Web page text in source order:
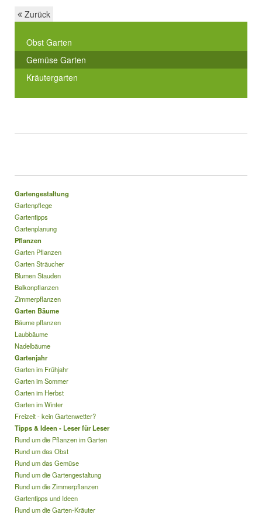
Zurück
Obst Garten
Gemüse Garten
Kräutergarten
Gartengestaltung
Gartenpflege
Gartentipps
Gartenplanung
Pflanzen
Garten Pflanzen
Garten Sträucher
Blumen Stauden
Balkonpflanzen
Zimmerpflanzen
Garten Bäume
Bäume pflanzen
Laubbäume
Nadelbäume
Gartenjahr
Garten im Frühjahr
Garten im Sommer
Garten im Herbst
Garten im Winter
Freizeit - kein Gartenwetter?
Tipps & Ideen - Leser für Leser
Rund um die Pflanzen im Garten
Rund um das Obst
Rund um das Gemüse
Rund um die Gartengestaltung
Rund um die Zimmerpflanzen
Gartentipps und Ideen
Rund um die Garten-Kräuter